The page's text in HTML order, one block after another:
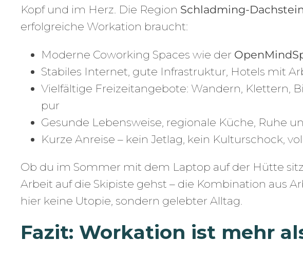
Kopf und im Herz. Die Region Schladming-
erfolgreiche Workation braucht:
Moderne Coworking Spaces wie der
Stabiles Internet, gute Infrastruktur, Hotels mit
Vielfältige Freizeitangebote: Wandern, Klettern,
pur
Gesunde Lebensweise, regionale Küche, Ruhe
Kurze Anreise – kein Jetlag, kein Kulturschock,
Ob du im Sommer mit dem Laptop auf der Hütte
Arbeit auf die Skipiste gehst – die Kombination aus
hier keine Utopie, sondern gelebter Alltag.
Fazit: Workation ist mehr